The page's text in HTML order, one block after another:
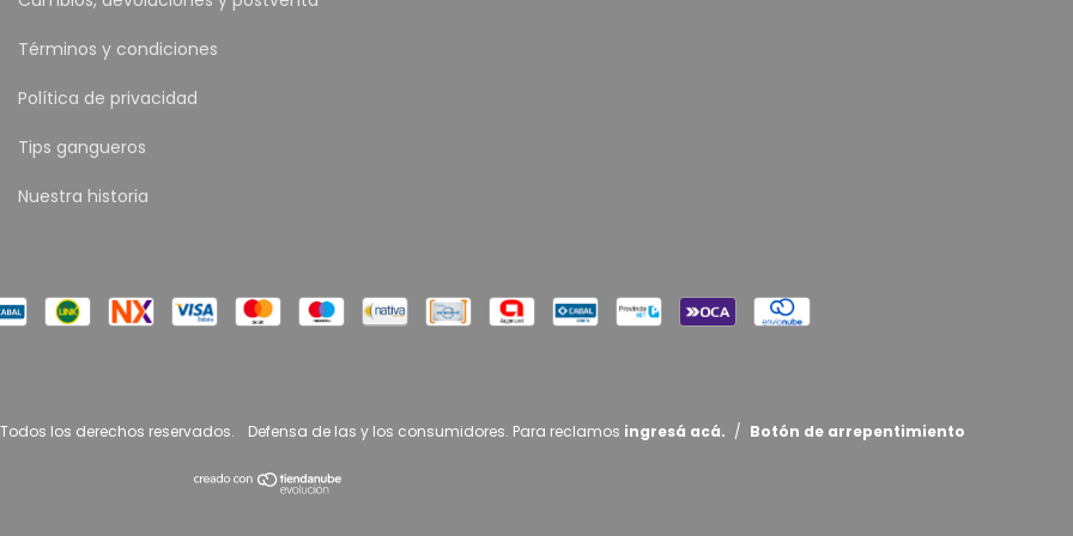
Términos y condiciones
Política de privacidad
Tips gangueros
Nuestra historia
los derechos reservados. Defensa de las y los consumidores. Para reclamos ingresá acá. / Botón de arrepentimiento